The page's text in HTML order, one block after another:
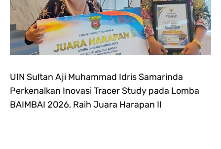
UIN Sultan Aji Muhammad Idris Samarinda
Perkenalkan Inovasi Tracer Study pada Lomba
BAIMBAI 2026, Raih Juara Harapan II